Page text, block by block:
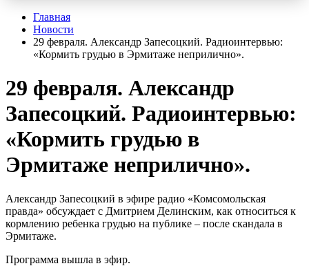
Главная
Новости
29 февраля. Александр Запесоцкий. Радиоинтервью:
«Кормить грудью в Эрмитаже неприлично».
29 февраля. Александр
Запесоцкий. Радиоинтервью:
«Кормить грудью в
Эрмитаже неприлично».
Александр Запесоцкий в эфире радио «Комсомольская
правда» обсуждает с Дмитрием Делинским, как относиться к
кормлению ребенка грудью на публике – после скандала в
Эрмитаже.
Программа вышла в эфир.